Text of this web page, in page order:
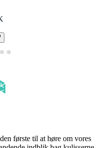
første til at høre om vores